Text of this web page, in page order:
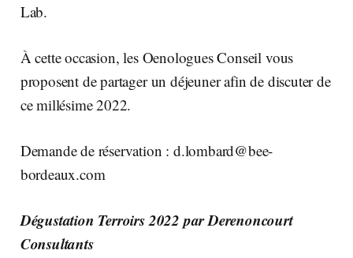
Lab.
À cette occasion, les Oenologues Conseil vous
proposent de partager un déjeuner afin de discuter de
ce millésime 2022.
Demande de réservation : d.lombard@bee-
bordeaux.com
Dégustation Terroirs 2022 par Derenoncourt
Consultants